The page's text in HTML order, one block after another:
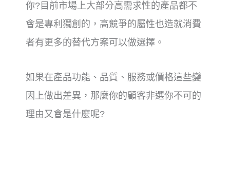
你? 目前市場上大部分高需求性的產品都不
會是專利獨創的， 高競爭的屬性也造就消費
者有更多的替代方案可以做選擇。
如果在產品功能、品質、服務或價格這些變
因上做出差異， 那麼你的顧客非選你不可的
理由又會是什麼呢?